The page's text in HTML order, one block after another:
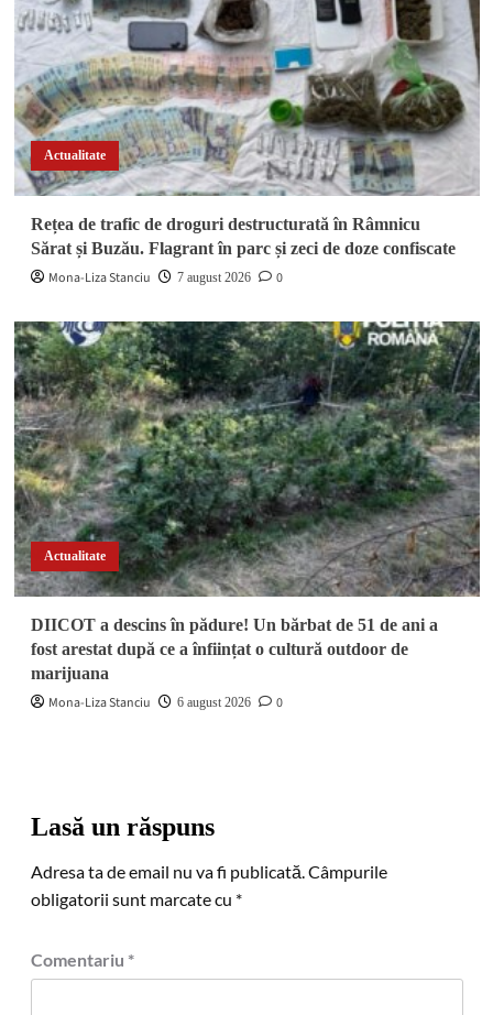
Actualitate
Rețea de trafic de droguri destructurată în Râmnicu
Sărat și Buzău. Flagrant în parc și zeci de doze confiscate
Mona-Liza Stanciu
7 august 2026 0
Actualitate
DIICOT a descins în pădure! Un bărbat de 51 de ani a
fost arestat după ce a înființat o cultură outdoor de
marijuana
Mona-Liza Stanciu
6 august 2026 0
Lasă un răspuns
Adresa ta de email nu va fi publicată. Câmpurile
obligatorii sunt marcate cu *
Comentariu *